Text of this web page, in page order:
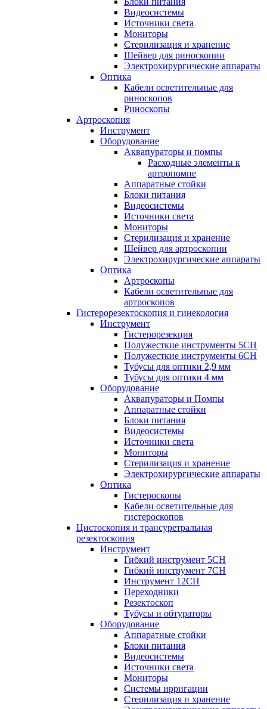
Видеосистемы
Источники света
Мониторы
Стерилизация и хранение
Шейвер для риноскопии
Электрохирургические аппараты
Оптика
Кабели осветительные для
риноскопов
Риноскопы
Артроскопия
Инструмент
Оборудование
Аквапураторы и помпы
Расходные элементы к
артропомпе
Аппаратные стойки
Блоки питания
Видеосистемы
Источники света
Мониторы
Стерилизация и хранение
Шейвер для артроскопии
Электрохирургические аппараты
Оптика
Артроскопы
Кабели осветительные для
артроскопов
Гистерорезектоскопия и гинекология
Инструмент
Гистерорезекция
Полужесткие инструменты 5CH
Полужесткие инструменты 6CH
Тубусы для оптики 2,9 мм
Тубусы для оптики 4 мм
Оборудование
Аквапураторы и Помпы
Аппаратные стойки
Блоки питания
Видеосистемы
Источники света
Мониторы
Стерилизация и хранение
Электрохирургические аппараты
Оптика
Гистероскопы
Кабели осветительные для
гистероскопов
Цистоскопия и трансуретральная
резектоскопия
Инструмент
Гибкий инструмент 5CH
Гибкий инструмент 7CH
Инструмент 12CH
Переходники
Резектоскоп
Тубусы и обтураторы
Оборудование
Аппаратные стойки
Блоки питания
Видеосистемы
Источники света
Мониторы
Системы ирригации
Стерилизация и хранение